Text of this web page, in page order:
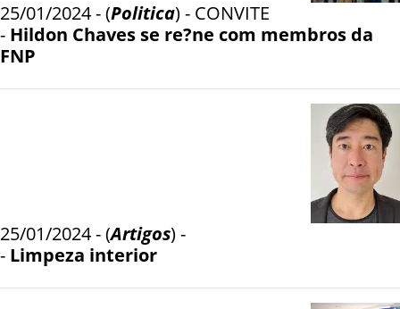
25/01/2024 - (Politica) - CONVITE
- Hildon Chaves se re?ne com membros da
FNP
25/01/2024 - (Artigos) -
- Limpeza interior